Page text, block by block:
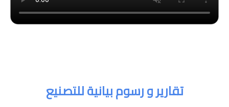
تقارير و رسوم بيانية للتصنيع